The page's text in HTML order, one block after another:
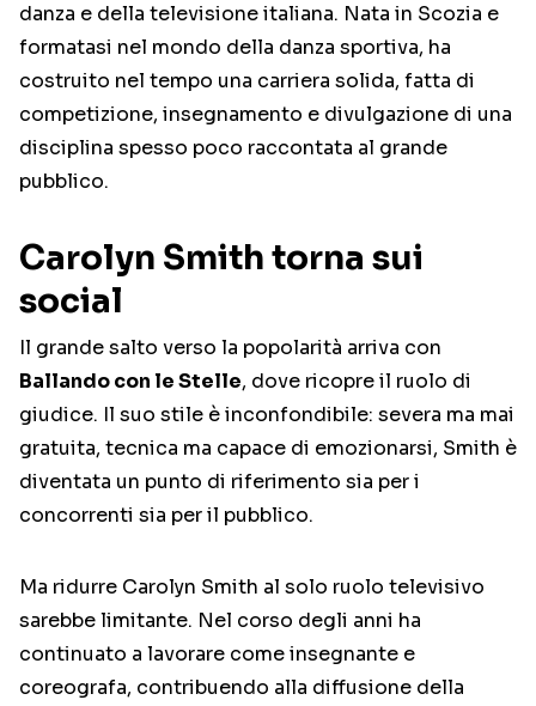
danza e della televisione italiana. Nata in Scozia e
formatasi nel mondo della danza sportiva, ha
costruito nel tempo una carriera solida, fatta di
competizione, insegnamento e divulgazione di una
disciplina spesso poco raccontata al grande
pubblico.
Carolyn Smith torna sui
social
Il grande salto verso la popolarità arriva con
Ballando con le Stelle, dove ricopre il ruolo di
giudice. Il suo stile è inconfondibile: severa ma mai
gratuita, tecnica ma capace di emozionarsi, Smith è
diventata un punto di riferimento sia per i
concorrenti sia per il pubblico.
Ma ridurre Carolyn Smith al solo ruolo televisivo
sarebbe limitante. Nel corso degli anni ha
continuato a lavorare come insegnante e
coreografa, contribuendo alla diffusione della